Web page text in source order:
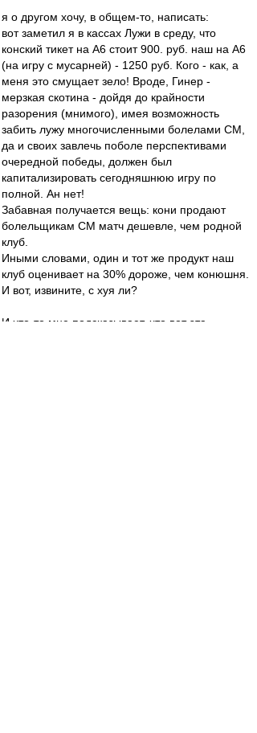
я о другом хочу, в общем-то, написать:
вот заметил я в кассах Лужи в среду, что
конский тикет на А6 стоит 900. руб. наш на А6
(на игру с мусарней) - 1250 руб. Кого - как, а
меня это смущает зело! Вроде, Гинер -
мерзкая скотина - дойдя до крайности
разорения (мнимого), имея возможность
забить лужу многочисленными болелами СМ,
да и своих завлечь поболе перспективами
очередной победы, должен был
капитализировать сегодняшнюю игру по
полной. Ан нет!
Забавная получается вещь: кони продают
болельщикам СМ матч дешевле, чем родной
клуб.
Иными словами, один и тот же продукт наш
клуб оценивает на 30% дороже, чем конюшня.
И вот, извините, с хуя ли?
И что-то мне подсказывает, что вот эта